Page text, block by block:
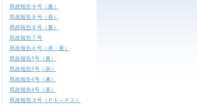
県政報告９号（裏）
県政報告８号（表）
県政報告８号（裏）
県政報告７号
県政報告６号（表・裏）
県政報告5号（裏）
県政報告5号（表）
県政報告4号（裏）
県政報告4号（表）
県政報告３号（Ｐ１～Ｐ２）